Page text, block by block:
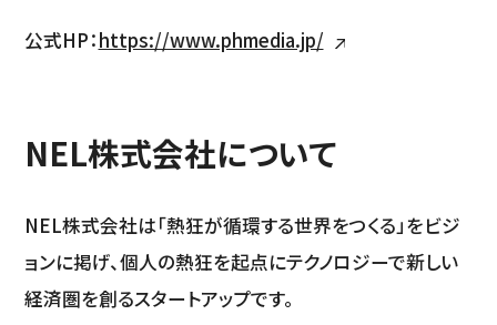
公式HP：https://www.phmedia.jp/
NEL株式会社について
NEL株式会社は「熱狂が循環する世界をつくる」をビジ
ョンに掲げ、個人の熱狂を起点にテクノロジーで新しい
経済圏を創るスタートアップです。